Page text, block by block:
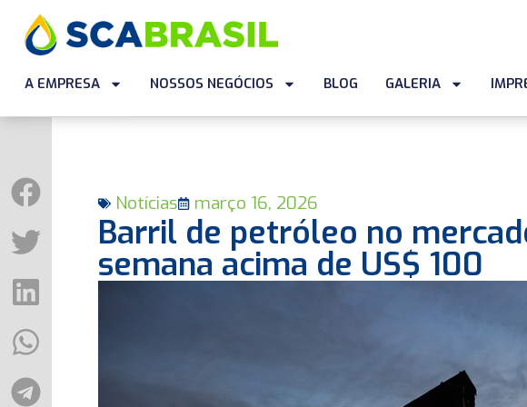
A EMPRESA NOSSOS NEGÓCIOS BLOG GALERIA
Notícias março 16, 2026
Barril de petróleo no
semana acima de US$ 100